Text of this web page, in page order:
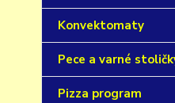
Konvektomaty
Pece a varné
Pizza program